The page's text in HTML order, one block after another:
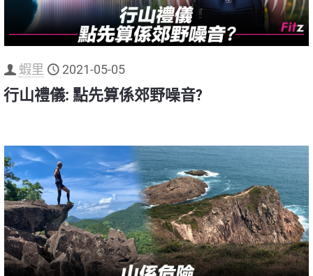
蝦里 2021-05-05
行山禮儀: 點先算係郊野噪音?